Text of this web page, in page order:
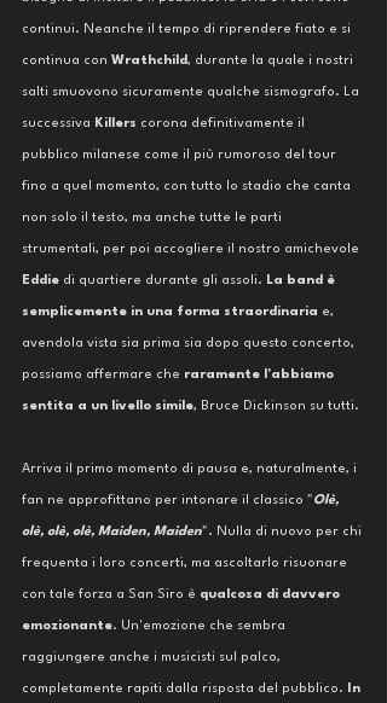
continui. Neanche il tempo di riprendere fiato e si
continua con Wrathchild, durante la quale i nostri
salti smuovono sicuramente qualche sismografo. La
successiva Killers corona definitivamente il
pubblico milanese come il più rumoroso del tour
fino a quel momento, con tutto lo stadio che canta
non solo il testo, ma anche tutte le parti
strumentali, per poi accogliere il nostro amichevole
Eddie di quartiere durante gli assoli. La band è
semplicemente in una forma straordinaria e,
avendola vista sia prima sia dopo questo concerto,
possiamo affermare che raramente l'abbiamo
sentita a un livello simile, Bruce Dickinson su tutti.
Arriva il primo momento di pausa e, naturalmente, i
fan ne approfittano per intonare il classico "Olè,
olè, olè, olè, Maiden, Maiden". Nulla di nuovo per chi
frequenta i loro concerti, ma ascoltarlo risuonare
con tale forza a San Siro è qualcosa di davvero
emozionante. Un'emozione che sembra
raggiungere anche i musicisti sul palco,
completamente rapiti dalla risposta del pubblico. In